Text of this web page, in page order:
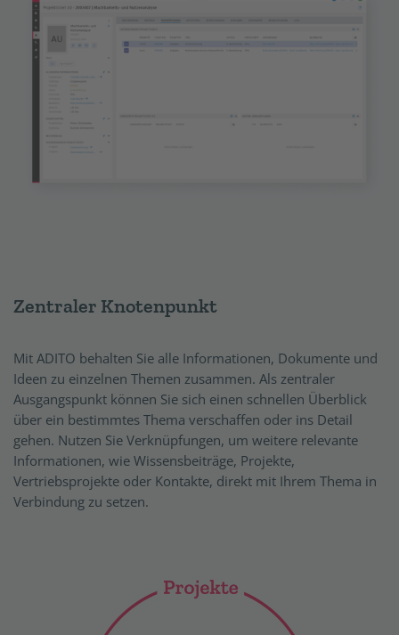
Zentraler Knotenpunkt
Mit ADITO behalten Sie alle Informationen, Dokumente und
Ideen zu einzelnen Themen zusammen. Als zentraler
Ausgangspunkt können Sie sich einen schnellen Überblick
über ein bestimmtes Thema verschaffen oder ins Detail
gehen. Nutzen Sie Verknüpfungen, um weitere relevante
Informationen, wie Wissensbeiträge, Projekte,
Vertriebsprojekte oder Kontakte, direkt mit Ihrem Thema in
Verbindung zu setzen.